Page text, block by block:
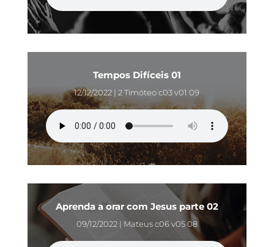
Tempos Difíceis 01
12/12/2022 | 2 Timóteo c03 v01 09
Aprenda a orar com Jesus parte 02
09/12/2022 | Mateus c06 v05 08